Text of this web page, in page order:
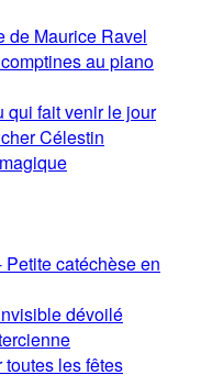
de Maurice Ravel
au piano
qui fait venir le jour
Célestin
catéchèse en
dévoilé
toutes les fêtes